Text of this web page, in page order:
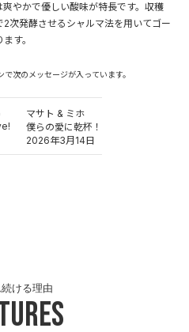
やかで優しい酸味が特長です。収穫
次発酵させるシャルマ法を用いてゴー
す。
次のメッセージが入っています。
マサト & ミホ
僕らの愛に乾杯！
2026年3月14日
ける理由